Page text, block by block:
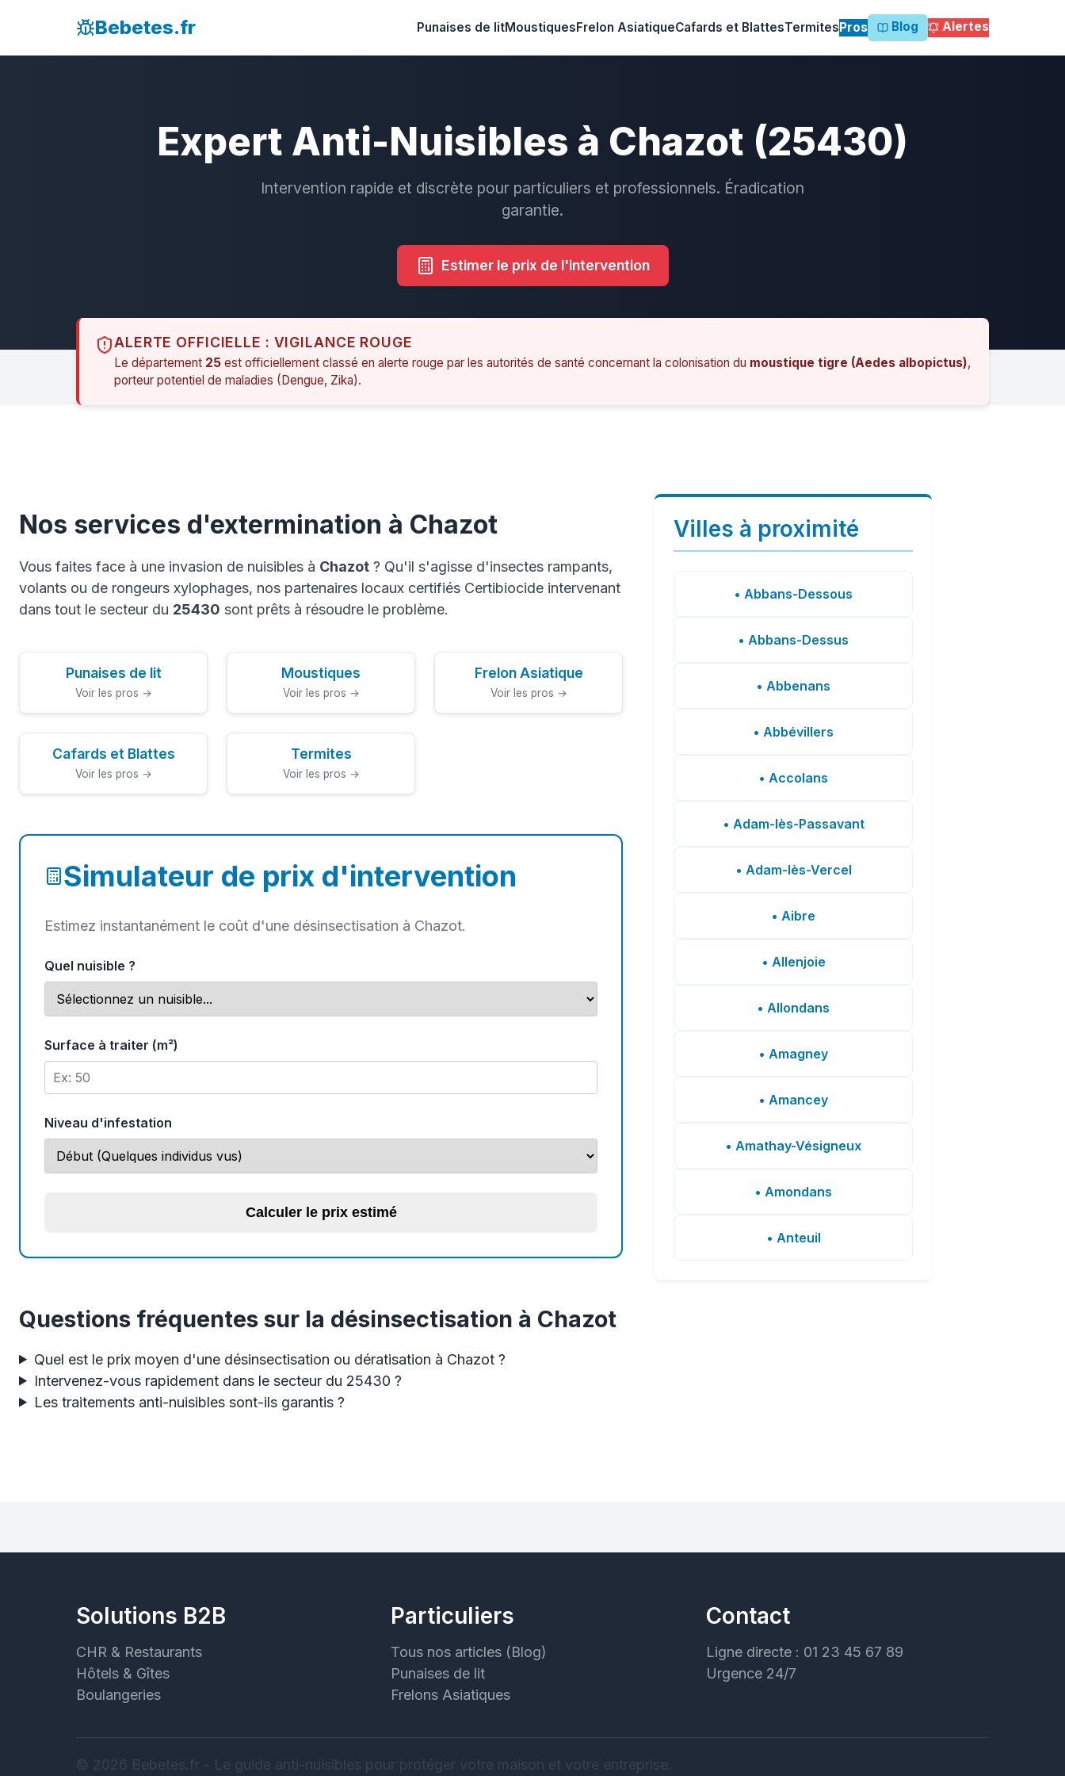
Bebetes.fr Punaises de litMoustiquesFrelon AsiatiqueCafards et BlattesTermitesPros Blog Alertes
Expert Anti-Nuisibles à Chazot (25430)
Intervention rapide et discrète pour particuliers et professionnels. Éradication
garantie.
Estimer le prix de l'intervention
ALERTE OFFICIELLE : VIGILANCE ROUGE
Le département 25 est officiellement classé en alerte rouge par les autorités de santé concernant la colonisation du moustique tigre (Aedes albopictus),
porteur potentiel de maladies (Dengue, Zika).
Nos services d'extermination à Chazot
Vous faites face à une invasion de nuisibles à Chazot ? Qu'il s'agisse d'insectes rampants,
volants ou de rongeurs xylophages, nos partenaires locaux certifiés Certibiocide intervenant
dans tout le secteur du 25430 sont prêts à résoudre le problème.
Punaises de lit
Voir les pros →
Moustiques
Voir les pros →
Frelon Asiatique
Voir les pros →
Cafards et Blattes
Voir les pros →
Termites
Voir les pros →
Simulateur de prix d'intervention
Estimez instantanément le coût d'une désinsectisation à Chazot.
Quel nuisible ?
Surface à traiter (m²)
Niveau d'infestation
Calculer le prix estimé
Questions fréquentes sur la désinsectisation à Chazot
Quel est le prix moyen d'une désinsectisation ou dératisation à Chazot ?
Intervenez-vous rapidement dans le secteur du 25430 ?
Les traitements anti-nuisibles sont-ils garantis ?
Villes à proximité
• Abbans-Dessous
• Abbans-Dessus
• Abbenans
• Abbévillers
• Accolans
• Adam-lès-Passavant
• Adam-lès-Vercel
• Aibre
• Allenjoie
• Allondans
• Amagney
• Amancey
• Amathay-Vésigneux
• Amondans
• Anteuil
Solutions B2B
CHR & Restaurants
Hôtels & Gîtes
Boulangeries
Particuliers
Tous nos articles (Blog)
Punaises de lit
Frelons Asiatiques
Contact
Ligne directe : 01 23 45 67 89
Urgence 24/7
© 2026 Bebetes.fr - Le guide anti-nuisibles pour protéger votre maison et votre entreprise.